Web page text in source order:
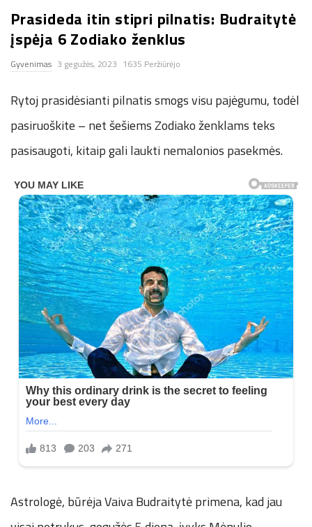
n
.
n
e
t
Prasideda itin stipri pilnatis: Budraitytė
įspėja 6 Zodiako ženklus
Gyvenimas 3 gegužės, 2023 1635 Peržiūrėjo
Rytoj prasidėsianti pilnatis smogs visu pajėgumu, todėl
pasiruoškite – net šešiems Zodiako ženklams teks
pasisaugoti, kitaip gali laukti nemalonios pasekmės.
Astrologė, būrėja Vaiva Budraitytė primena, kad jau